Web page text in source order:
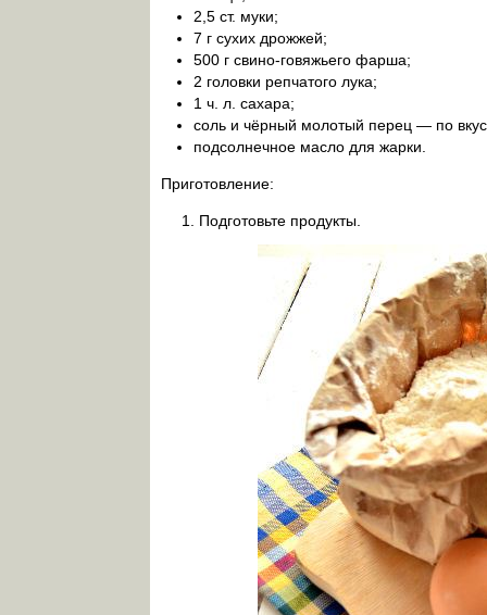
2,5 ст. муки;
7 г сухих дрожжей;
500 г свино-говяжьего фарша;
2 головки репчатого лука;
1 ч. л. сахара;
соль и чёрный молотый перец — по
подсолнечное масло для жарки.
Приготовление:
Подготовьте продукты.